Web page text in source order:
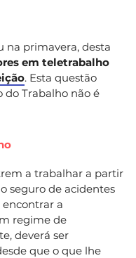
na primavera, desta
em teletrabalho
. Esta questão
do Trabalho não é
a trabalhar a partir
seguro de acidentes
encontrar a
regime de
deverá ser
que o que lhe